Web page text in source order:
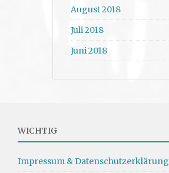
August 2018
Juli 2018
Juni 2018
WICHTIG
Impressum & Datenschutzerklärung